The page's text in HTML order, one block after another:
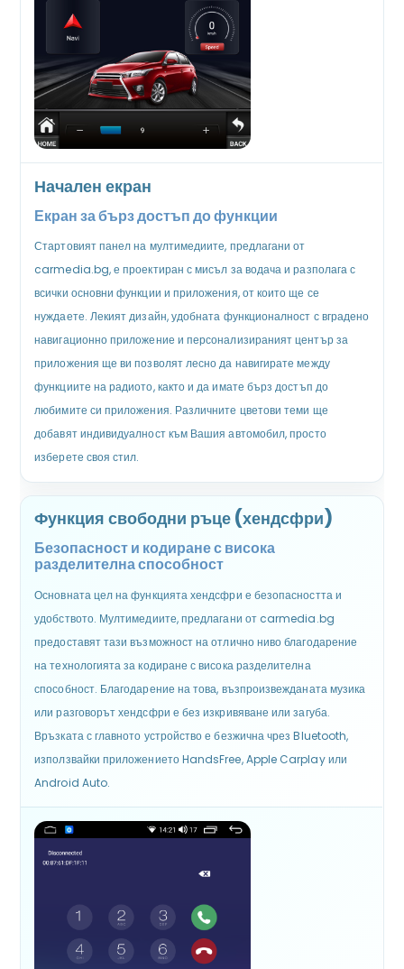
Начален екран
Екран за бърз достъп до функции
Стартовият панел на мултимедиите, предлагани от
carmedia.bg, е проектиран с мисъл за водача и разполага с
всички основни функции и приложения, от които ще се
нуждаете. Лекият дизайн, удобната функционалност с вградено
навигационно приложение и персонализираният център за
приложения ще ви позволят лесно да навигирате между
функциите на радиото, както и да имате бърз достъп до
любимите си приложения. Различните цветови теми ще
добавят индивидуалност към Вашия автомобил, просто
изберете своя стил.
Функция свободни ръце (хендсфри)
Безопасност и кодиране с висока
разделителна способност
Основната цел на функцията хендсфри е безопасността и
удобството. Мултимедиите, предлагани от carmedia.bg
предоставят тази възможност на отлично ниво благодарение
на технологията за кодиране с висока разделителна
способност. Благодарение на това, възпроизвежданата музика
или разговорът хендсфри е без изкривяване или загуба.
Връзката с главното устройство е безжична чрез Bluetooth,
използвайки приложението HandsFree, Apple Carplay или
Android Auto.